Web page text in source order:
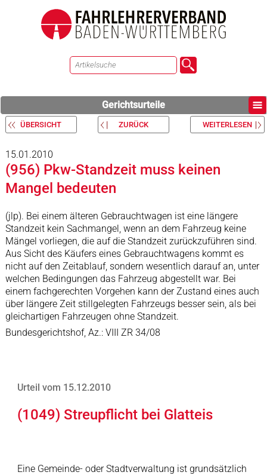
Gerichtsurteile
ÜBERSICHT ZURÜCK WEITERLESEN
15.01.2010
(956) Pkw-Standzeit muss keinen
Mangel bedeuten
(jlp). Bei einem älteren Gebrauchtwagen ist eine längere
Standzeit kein Sachmangel, wenn an dem Fahrzeug keine
Mängel vorliegen, die auf die Standzeit zurückzuführen sind.
Aus Sicht des Käufers eines Gebrauchtwagens kommt es
nicht auf den Zeitablauf, sondern wesentlich darauf an, unter
welchen Bedingungen das Fahrzeug abgestellt war. Bei
einem fachgerechten Vorgehen kann der Zustand eines auch
über längere Zeit stillgelegten Fahrzeugs besser sein, als bei
gleichartigen Fahrzeugen ohne Standzeit.
Bundesgerichtshof, Az.: VIII ZR 34/08
Urteil vom 15.12.2010
(1049) Streupflicht bei Glatteis
Eine Gemeinde- oder Stadtverwaltung ist grundsätzlich